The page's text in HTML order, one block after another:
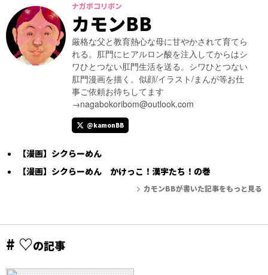
ナガボコリボン
カモンBB
厳格な父と教育熱心な母に甘やかされて育てら
れる。肛門にヒアルロン酸を注入してからはシ
ワひとつない肛門生活を送る。シワひとつない
肛門漫画を描く。似顔/イラスト/まんが等お仕
事ご依頼お待ちしてます
→nagabokoribom@outlook.com
@kamonBB
【漫画】シクらーめん
【漫画】シクらーめん かけっこ！漢字たち！の巻
カモンBBが書いた記事をもっと見る
# ♡の記事